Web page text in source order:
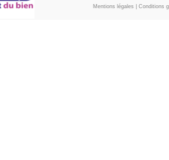
Mentions légales Conditions